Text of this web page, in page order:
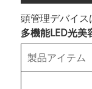
頭管理デバイ
多機能LED光美
製品アイテム